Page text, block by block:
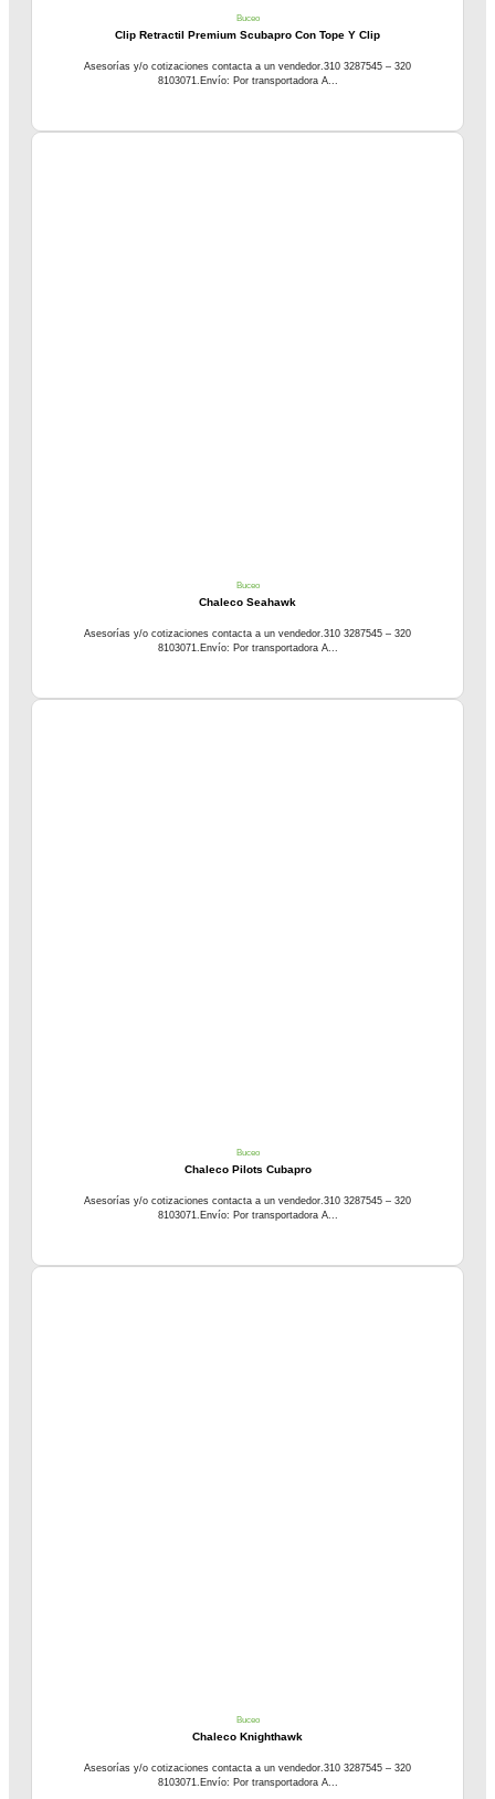
Buceo
Clip Retractil Premium Scubapro Con Tope Y Clip
Asesorías y/o cotizaciones contacta a un vendedor.310 3287545 – 320
8103071.Envío: Por transportadora A...
Buceo
Chaleco Seahawk
Asesorías y/o cotizaciones contacta a un vendedor.310 3287545 – 320
8103071.Envío: Por transportadora A...
Buceo
Chaleco Pilots Cubapro
Asesorías y/o cotizaciones contacta a un vendedor.310 3287545 – 320
8103071.Envío: Por transportadora A...
Buceo
Chaleco Knighthawk
Asesorías y/o cotizaciones contacta a un vendedor.310 3287545 – 320
8103071.Envío: Por transportadora A...